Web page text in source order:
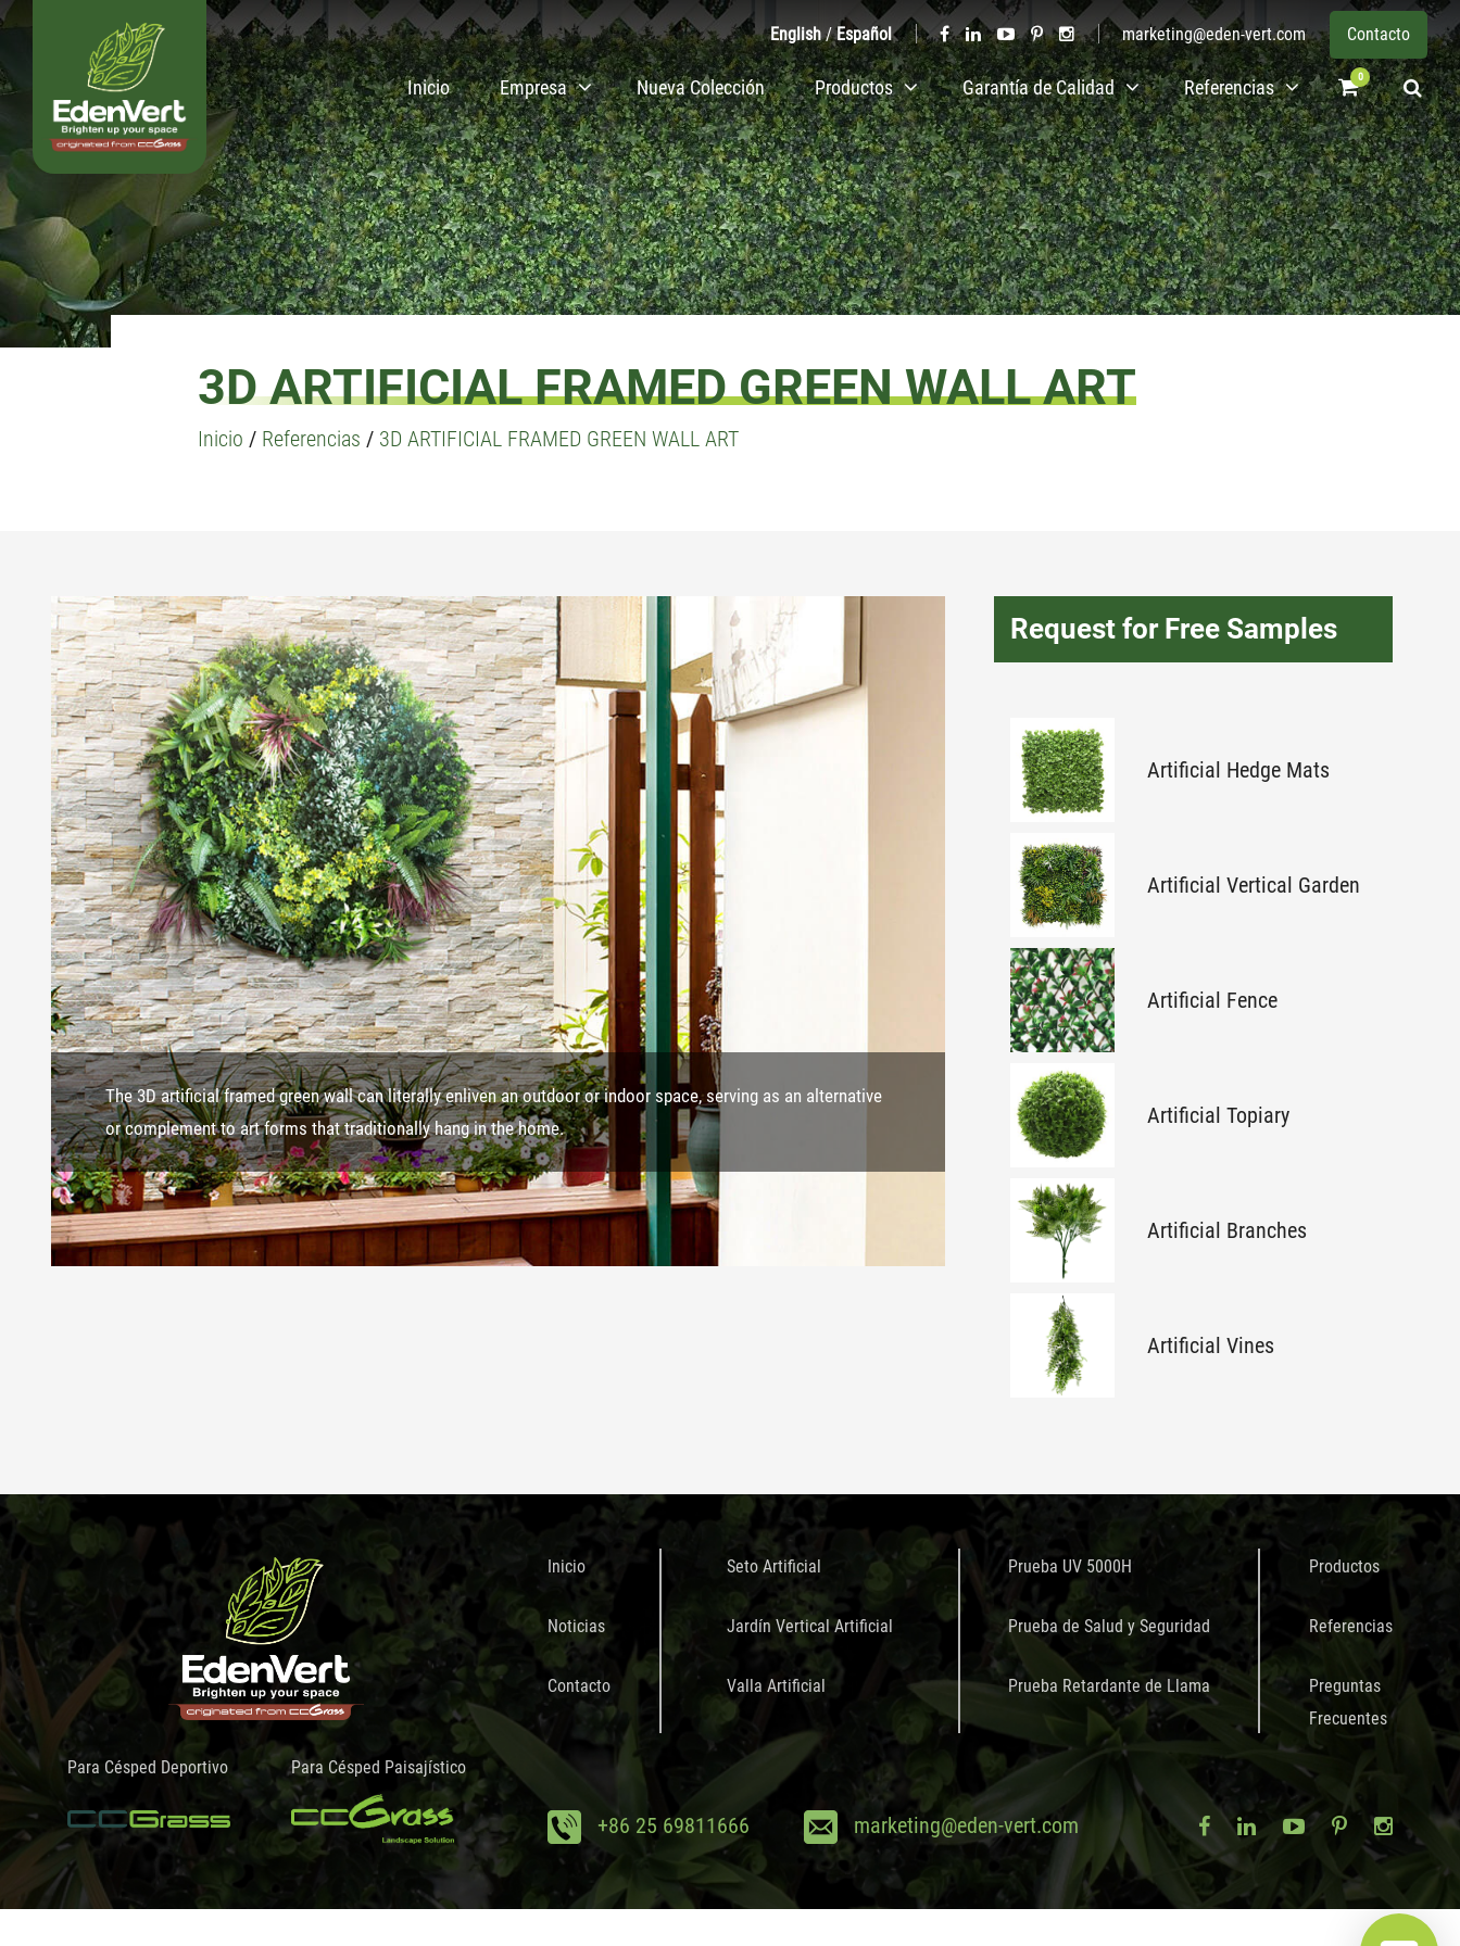
Inicio Empresa Nueva Colección Productos Garantía de Calidad Referencias 0
English / Español marketing@eden-vert.com Contacto
3D ARTIFICIAL FRAMED GREEN WALL ART
Inicio / Referencias / 3D ARTIFICIAL FRAMED GREEN WALL ART
The 3D artificial framed green wall can literally enliven an outdoor or indoor space, serving as an alternative
or complement to art forms that traditionally hang in the home.
Request for Free Samples
Artificial Hedge Mats
Artificial Vertical Garden
Artificial Fence
Artificial Topiary
Artificial Branches
Artificial Vines
Para Césped Deportivo Para Césped Paisajístico
Inicio
Noticias
Contacto
Seto Artificial
Jardín Vertical Artificial
Valla Artificial
Prueba UV 5000H
Prueba de Salud y Seguridad
Prueba Retardante de Llama
Productos
Referencias
Preguntas
Frecuentes
+86 25 69811666 marketing@eden-vert.com